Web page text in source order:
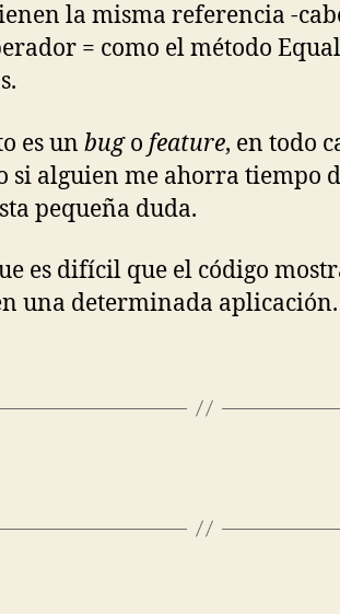
la misma referencia -
= como el método
es un bugo feature, en todo
si alguien me ahorra tiempo
pequeña duda.
es difícil que el código
una determinada aplicación.